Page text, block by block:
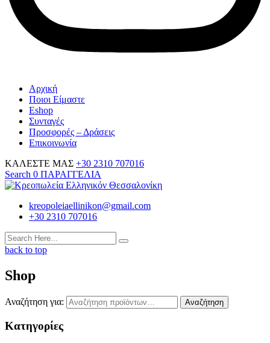
Αρχική
Ποιοι Είμαστε
Eshop
Συνταγές
Προσφορές – Δράσεις
Επικοινωνία
ΚΑΛΕΣΤΕ ΜΑΣ +30 2310 707016
Search 0 ΠΑΡΑΓΓΕΛΙΑ
kreopoleiaellinikon@gmail.com
+30 2310 707016
back to top
Shop
Αναζήτηση για: Αναζήτηση
Κατηγορίες